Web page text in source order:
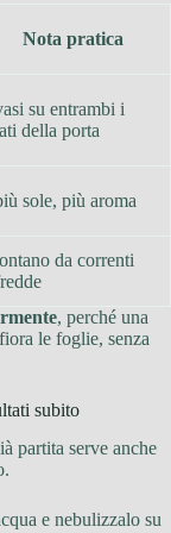
Nota pratica
su entrambi i
della porta
sole, più aroma
da correnti
, perché una
le foglie, senza
subito
partita serve anche
e nebulizzalo su